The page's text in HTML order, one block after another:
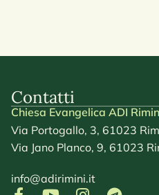
Contatti
Chiesa Evangelica ADI
Via Portogallo, 3, 61023
Via Jano Planco, 9, 61023
info@adirimini.it